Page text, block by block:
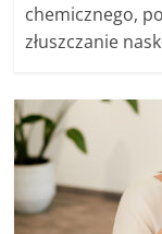
chemicznego,
złuszczanie